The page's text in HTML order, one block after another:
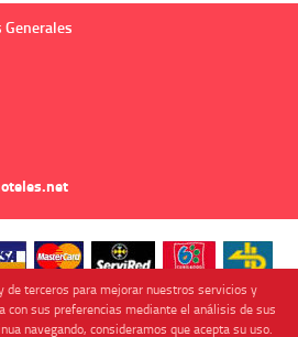
Generales
de terceros para mejorar nuestros servicios y
con sus preferencias mediante el análisis de sus
navegando, consideramos que acepta su uso.